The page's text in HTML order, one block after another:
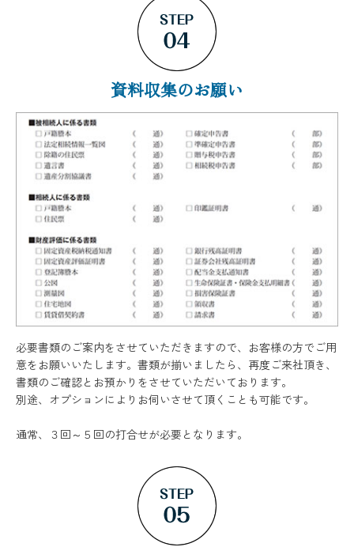
資料収集のお願い
必要書類のご案内をさせていただきますので、お客様の方でご用
意をお願いいたします。書類が揃いましたら、再度ご来社頂き、
書類のご確認とお預かりをさせていただいております。
別途、オプションによりお伺いさせて頂くことも可能です。
通常、３回～５回の打合せが必要となります。